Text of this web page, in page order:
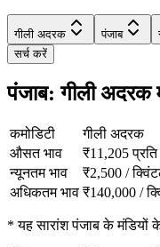
गीली अदरक पंजाब
सर्च करें
पंजाब: गीली अदरक
कमोडिटी
गीली अदरक
औसत भाव
₹11,205
न्यूनतम भाव
₹2,500 /
अधिकतम भाव ₹140,000 /
*यह सारांश पंजाब के मंडियों